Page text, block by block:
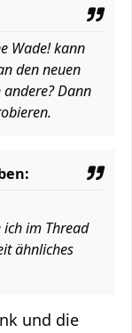
Wade! kann
den neuen
Dann
ich im Thread
ähnliches
und die